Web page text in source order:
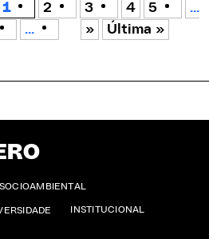
1 2 3 4 5
...
... » Última »
SOCIOAMBIENTAL
INSTITUCIONAL